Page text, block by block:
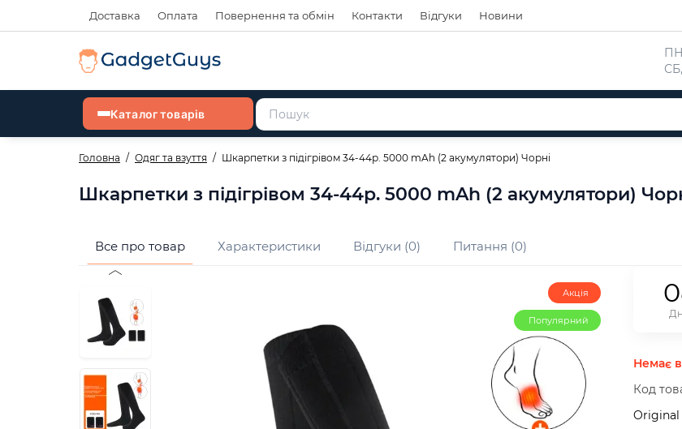
Доставка Оплата Повернення та обмін Контакти Відгуки Новини
Каталог товарів
Головна Одяг та взуття Шкарпетки з підігрівом 34-44р. 5000 mAh (2 акумулятори) Чорні
Шкарпетки з підігрівом 34-44р. 5000 mAh (2 акумулятори)
Все про товар Характеристики Відгуки (0) Питання (0)
Акція
Популярний
0
Немає
Код
Original